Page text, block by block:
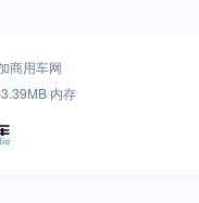
商用车网
内存